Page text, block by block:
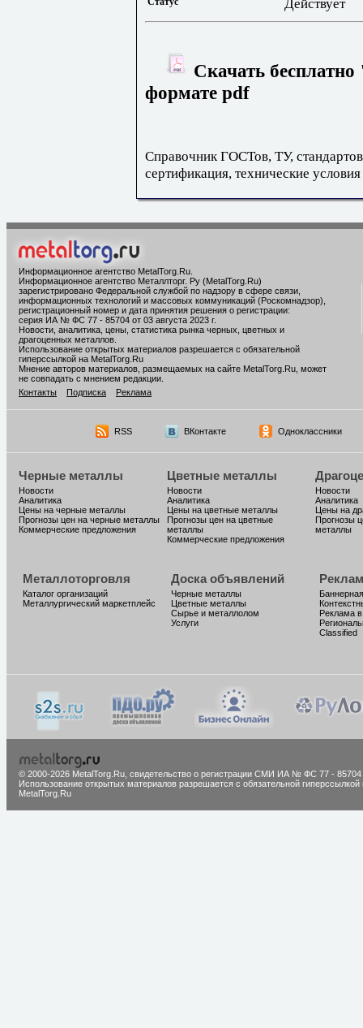
Действует
Скачать
формате pdf
Справочник ГОСТов, ТУ,
сертификация, технические условия
Информационное агентство MetalTorg.Ru
Информационное агентство Металлторг. Ру (MetalTorg.Ru)
зарегистрировано Федеральной службой по надзору в сфере связи,
информационных технологий и массовых коммуникаций (Роскомнадзор),
регистрационный номер и дата принятия решения о регистрации:
серия ИА № ФС 77 - 85704 от 03 августа 2023 г.
Новости, аналитика, цены, статистика рынка черных, цветных и
драгоценных металлов.
Использование открытых материалов разрешается с обязательной
гиперссылкой на MetalTorg.Ru
Мнение авторов материалов, размещаемых на сайте MetalTorg.Ru, может
не совпадать с мнением редакции.
Контакты
Подписка Реклама
RSS ВКонтакте Одноклассники
Черные металлы
Новости
Аналитика
Цены на черные металлы
Прогнозы цен на черные металлы
Коммерческие предложения
Цветные металлы
Новости
Аналитика
Цены на цветные металлы
Прогнозы цен на цветные
металлы
Коммерческие предложения
Новости
Аналитика
Цены на
Прогнозы
металлы
Металлоторговля
Каталог организаций
Металлургический маркетплейс
Доска объявлений
Черные металлы
Цветные металлы
Сырье и металлолом
Услуги
Реклама
Classified
© 2000-2026 MetalTorg.Ru, cвидетельство о регистрации СМИ ИА № ФС 77 - 85704
Использование открытых материалов разрешается с обязательной гиперссылкой
MetalTorg.Ru